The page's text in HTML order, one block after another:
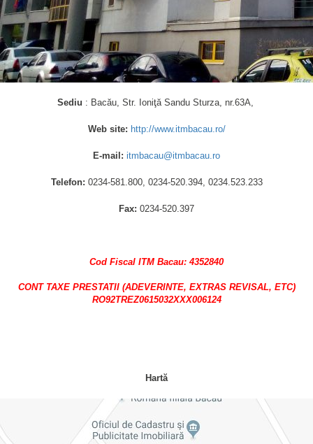
Sediu : Bacău, Str. Ioniţă Sandu Sturza, nr.63A,
Web site: http://www.itmbacau.ro/
E-mail: itmbacau@itmbacau.ro
Telefon: 0234-581.800, 0234-520.394, 0234.523.233
Fax: 0234-520.397
Cod Fiscal ITM Bacau: 4352840
CONT TAXE PRESTATII (ADEVERINTE, EXTRAS REVISAL, ETC)
RO92TREZ0615032XXX006124
Hartă